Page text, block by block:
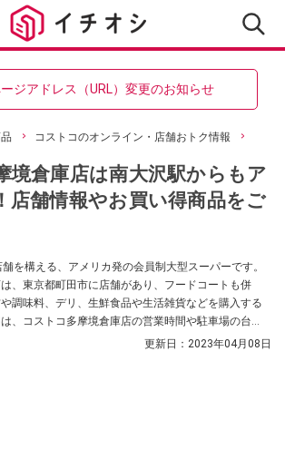
ジアドレス（URL）変更のお知らせ
コストコのオンライン・店舗おトク情報
境倉庫店は南大沢駅からもア
店舗情報やお買い得商品をご
を構える、アメリカ発の会員制大型スーパーです。
、東京都町田市に店舗があり、フードコートも併
調味料、デリ、生鮮食品や生活雑貨などを購入する
、コストコ多摩境倉庫店の営業時間や駐車場の台
更新日： 2023年04月08日